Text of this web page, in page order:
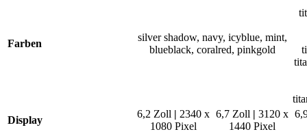
Farben
silver shadow, navy, icyblue, mint,
blueblack, coralred, pinkgold
Display
6,2 Zoll | 2340 x
1080 Pixel
6,7 Zoll | 3120 x
1440 Pixel